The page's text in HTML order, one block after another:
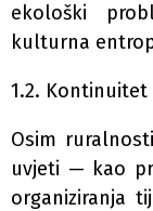
ekološki
kulturna
1.2.
Osim
uvjeti — kao
organiziranja